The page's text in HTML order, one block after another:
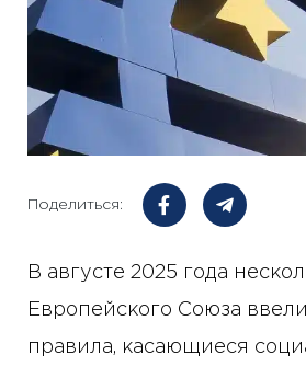
Поделиться:
В августе 2025 года
Европейского Союза
правила, касающиеся